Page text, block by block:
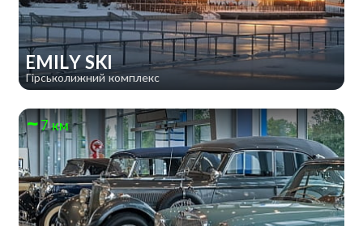
EMILY SKI
Гірськолижний комплекс
7 км